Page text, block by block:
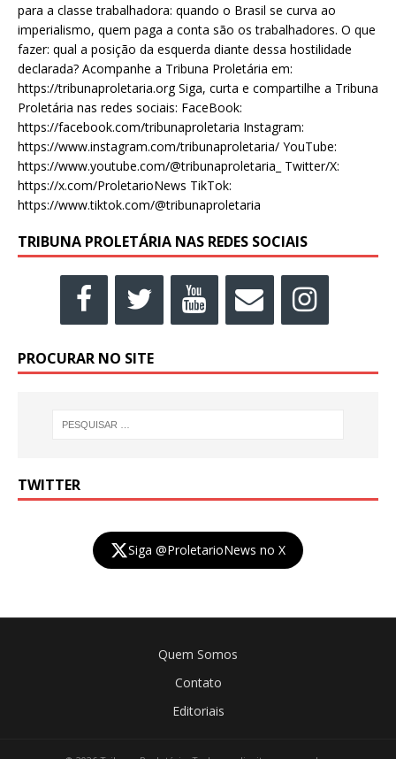
para a classe trabalhadora: quando o Brasil se curva ao
imperialismo, quem paga a conta são os trabalhadores. O que
fazer: qual a posição da esquerda diante dessa hostilidade
declarada? Acompanhe a Tribuna Proletária em:
https://tribunaproletaria.org Siga, curta e compartilhe a Tribuna
Proletária nas redes sociais: FaceBook:
https://facebook.com/tribunaproletaria Instagram:
https://www.instagram.com/tribunaproletaria/ YouTube:
https://www.youtube.com/@tribunaproletaria_ Twitter/X:
https://x.com/ProletarioNews TikTok:
https://www.tiktok.com/@tribunaproletaria
TRIBUNA PROLETÁRIA NAS REDES SOCIAIS
PROCURAR NO SITE
TWITTER
Siga @ProletarioNews no X
Quem Somos
Contato
Editoriais